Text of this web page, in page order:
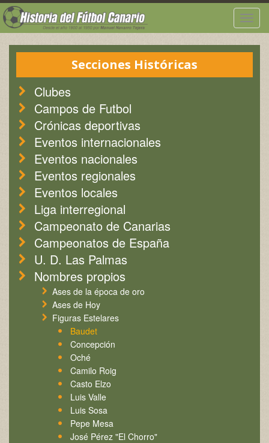
Secciones Históricas
Clubes
Campos de Futbol
Crónicas deportivas
Eventos internacionales
Eventos nacionales
Eventos regionales
Eventos locales
Liga interregional
Campeonato de Canarias
Campeonatos de España
U. D. Las Palmas
Nombres propios
Ases de la época de oro
Ases de Hoy
Figuras Estelares
Baudet
Concepción
Oché
Camilo Roig
Casto Elzo
Luis Valle
Luis Sosa
Pepe Mesa
José Pérez "El Chorro"